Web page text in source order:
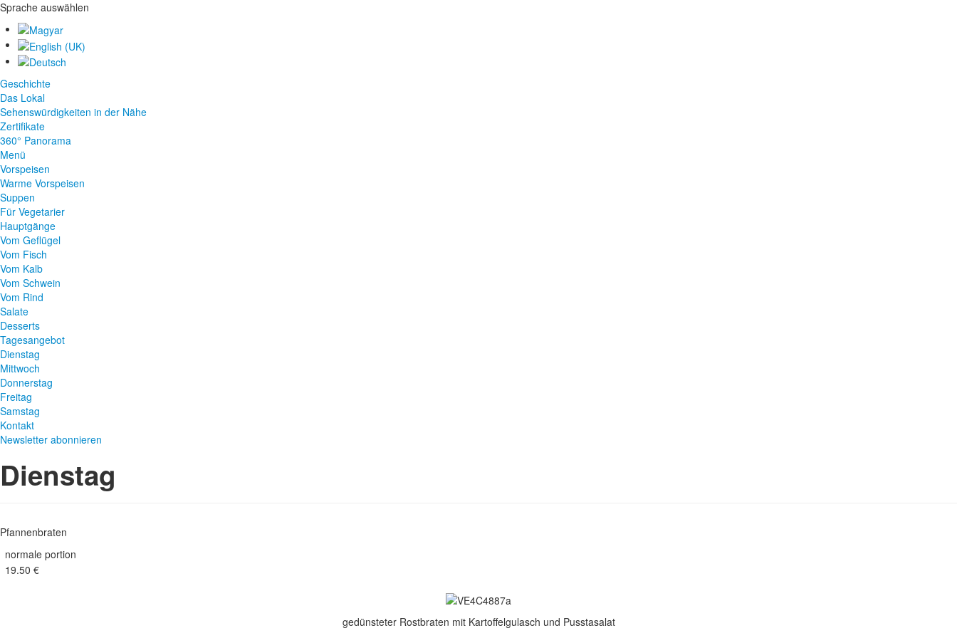
Sprache auswählen
Geschichte
Das Lokal
Sehenswürdigkeiten in der Nähe
Zertifikate
360° Panorama
Menü
Vorspeisen
Warme Vorspeisen
Suppen
Für Vegetarier
Hauptgänge
Vom Geflügel
Vom Fisch
Vom Kalb
Vom Schwein
Vom Rind
Salate
Desserts
Tagesangebot
Dienstag
Mittwoch
Donnerstag
Freitag
Samstag
Kontakt
Newsletter abonnieren
Dienstag
Pfannenbraten
normale portion
19.50 €
gedünsteter Rostbraten mit Kartoffelgulasch und Pusstasalat